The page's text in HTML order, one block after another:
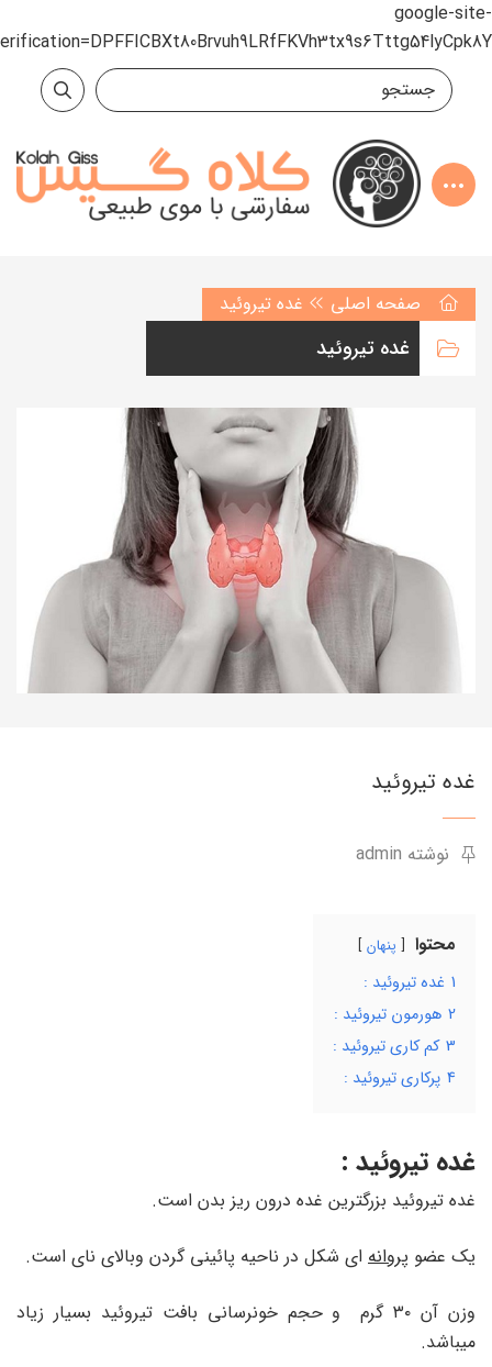
google-site-
صفحه اصلی غده تیروئید
غده تیروئید
غده تیروئید
نوشته admin
محتوا پنهان
1 غده تیروئید :
2 هورمون تیروئید :
3 کم کاری تیروئید :
4 پرکاری تیروئید :
غده تیروئید :
غده تیروئید بزرگترین غده درون ریز بدن است.
یک عضو پروانه ای شکل در ناحیه پائینی گردن وبالای نای است.
وزن آن ۳۰ گرم و حجم خونرسانی بافت تیروئید بسیار زیاد
میباشد.